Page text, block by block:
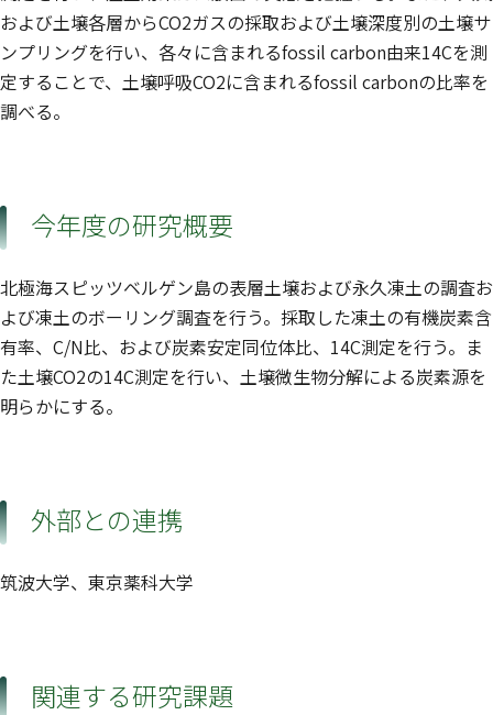
および土壌各層からCO2ガスの採取および土壌深度別の土壌サ
ンプリングを行い、各々に含まれるfossil carbon由来14Cを測
定することで、土壌呼吸CO2に含まれるfossil carbonの比率を
調べる。
今年度の研究概要
北極海スピッツベルゲン島の表層土壌および永久凍土の調査お
よび凍土のボーリング調査を行う。採取した凍土の有機炭素含
有率、C/N比、および炭素安定同位体比、14C測定を行う。ま
た土壌CO2の14C測定を行い、土壌微生物分解による炭素源を
明らかにする。
外部との連携
筑波大学、東京薬科大学
関連する研究課題